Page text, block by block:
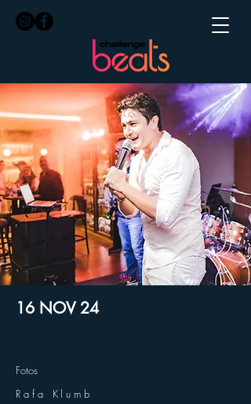
16 NOV 24
Fotos
Rafa Klumb